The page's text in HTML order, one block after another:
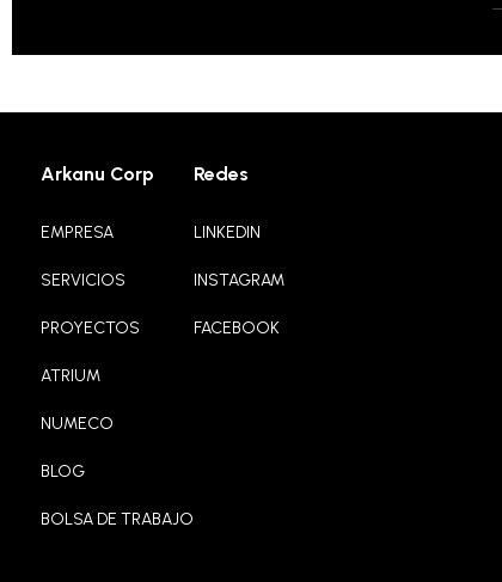
Arkanu Corp
EMPRESA
SERVICIOS
PROYECTOS
ATRIUM
NUMECO
BLOG
BOLSA DE TRABAJO
Redes
LINKEDIN
INSTAGRAM
FACEBOOK